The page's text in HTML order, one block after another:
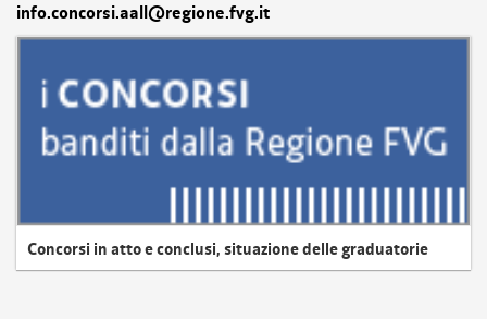
info.concorsi.aall@regione.fvg.it
Concorsi in atto e conclusi, situazione delle graduatorie